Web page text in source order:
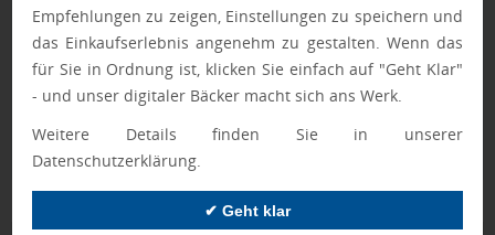
Empfehlungen zu zeigen, Einstellungen zu speichern und
das Einkaufserlebnis angenehm zu gestalten. Wenn das
für Sie in Ordnung ist, klicken Sie einfach auf "Geht Klar"
- und unser digitaler Bäcker macht sich ans Werk.
Weitere Details finden Sie in unserer
Datenschutzerklärung.
✔ Geht klar
Geprüft von Ewa
Nur Produkte, die unserenQualitätscheckbestehen,
schaffen es in den Shop.Mehr erfahren
Qualitätssicherung